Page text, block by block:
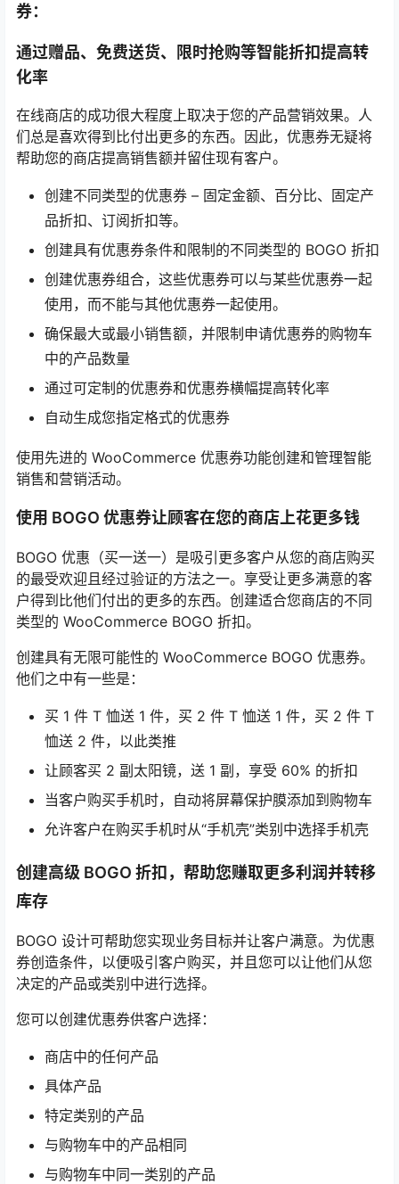
券：
通过赠品、免费送货、限时抢购等智能折扣提高转
化率
在线商店的成功很大程度上取决于您的产品营销效果。人
们总是喜欢得到比付出更多的东西。因此，优惠券无疑将
帮助您的商店提高销售额并留住现有客户。
创建不同类型的优惠券 – 固定金额、百分比、固定产
品折扣、订阅折扣等。
创建具有优惠券条件和限制的不同类型的 BOGO 折扣
创建优惠券组合，这些优惠券可以与某些优惠券一起
使用，而不能与其他优惠券一起使用。
确保最大或最小销售额，并限制申请优惠券的购物车
中的产品数量
通过可定制的优惠券和优惠券横幅提高转化率
自动生成您指定格式的优惠券
使用先进的 WooCommerce 优惠券功能创建和管理智能
销售和营销活动。
使用 BOGO 优惠券让顾客在您的商店上花更多钱
BOGO 优惠（买一送一）是吸引更多客户从您的商店购买
的最受欢迎且经过验证的方法之一。享受让更多满意的客
户得到比他们付出的更多的东西。创建适合您商店的不同
类型的 WooCommerce BOGO 折扣。
创建具有无限可能性的 WooCommerce BOGO 优惠券。
他们之中有一些是：
买 1 件 T 恤送 1 件，买 2 件 T 恤送 1 件，买 2 件 T
恤送 2 件，以此类推
让顾客买 2 副太阳镜，送 1 副，享受 60% 的折扣
当客户购买手机时，自动将屏幕保护膜添加到购物车
允许客户在购买手机时从“手机壳”类别中选择手机壳
创建高级 BOGO 折扣，帮助您赚取更多利润并转移
库存
BOGO 设计可帮助您实现业务目标并让客户满意。为优惠
券创造条件，以便吸引客户购买，并且您可以让他们从您
决定的产品或类别中进行选择。
您可以创建优惠券供客户选择：
商店中的任何产品
具体产品
特定类别的产品
与购物车中的产品相同
与购物车中同一类别的产品